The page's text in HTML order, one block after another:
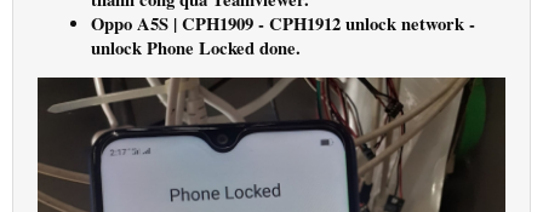
Oppo A5S | CPH1909 - CPH1912 unlock network -
unlock Phone Locked done.